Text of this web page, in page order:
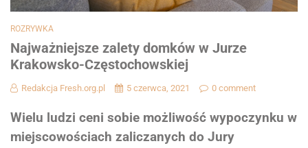
ROZRYWKA
Najważniejsze zalety domków w Jurze
Krakowsko-Częstochowskiej
Redakcja Fresh.org.pl 5 czerwca, 2021 0 comment
Wielu ludzi ceni sobie możliwość wypoczynku w
miejscowościach zaliczanych do Jury